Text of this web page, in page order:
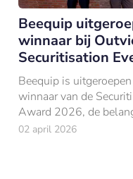
Beequip
winnaar bij
Securitisation
Beequip is
winnaar van de
Award 2026, de
publieksprijs binnen de
02 april 2026